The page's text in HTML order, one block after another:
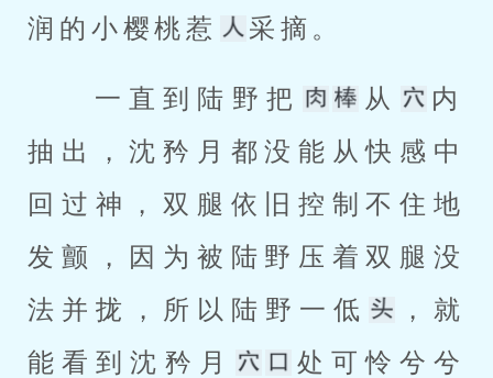
润的小樱桃惹
采摘。
一直到陆野把 从
内
抽出，沈矜月都没能从快感中
回过神，双腿依旧控制不住地
发颤，因为被陆野压着双腿没
法并拢，所以陆野一低
，就
能看到沈矜月
处可怜兮兮